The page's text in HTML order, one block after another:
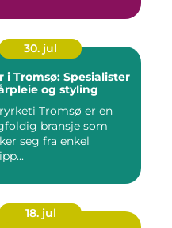
30. jul
i Tromsø: Spesialister
og styling
Tromsø er en
bransje som
seg fra enkel
18. jul